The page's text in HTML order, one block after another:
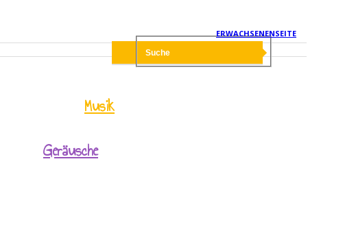
ERWACHSENENSEITE
Musik
Geräusche